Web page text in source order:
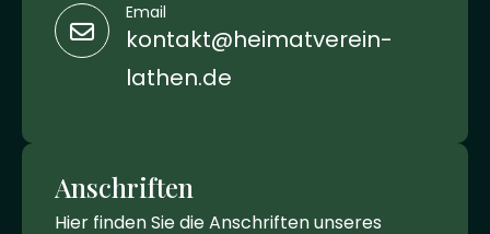
Email
kontakt@heimatverein-
lathen.de
Anschriften
Hier finden Sie die Anschriften unseres